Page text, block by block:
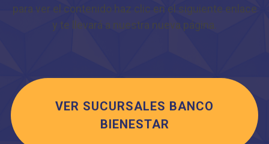
para ver el contenido haz clic en el siguiente enlace
y te llevará a nuestra nueva página.
VER SUCURSALES BANCO
BIENESTAR